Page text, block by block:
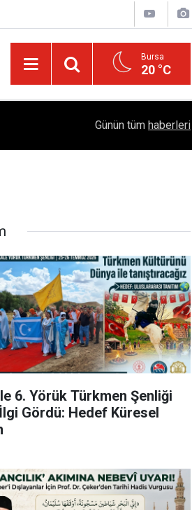
Bursa
20 °C
Sağlıklı Beslenmede Yeni
Günün tüm haberleri
6. Yörük Türkmen Şenliği
Gördü: Hedef Küresel